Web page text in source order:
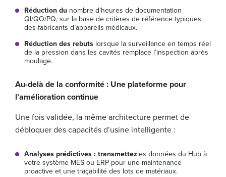
Réduction du nombre d’heures de documentation
QI/QO/PQ, sur la base de critères de référence typiques
des fabricants d’appareils médicaux.
Réduction des rebuts lorsque la surveillance en temps réel
de la pression dans les cavités remplace l’inspection après
moulage.
Au-delà de la conformité : Une plateforme pour
l’amélioration continue
Une fois validée, la même architecture permet de
débloquer des capacités d’usine intelligente :
Analyses prédictives : transmettezles données du Hub à
votre système MES ou ERP pour une maintenance
proactive et une traçabilité des lots de matériaux.